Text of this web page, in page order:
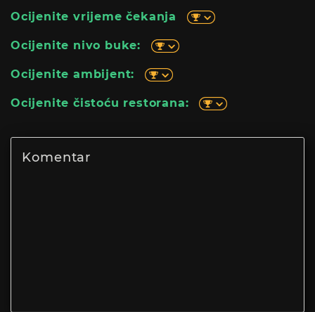
Ocijenite vrijeme čekanja
Ocijenite nivo buke:
Ocijenite ambijent:
Ocijenite čistoću restorana: